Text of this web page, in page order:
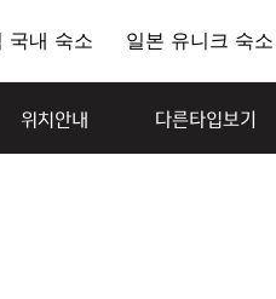
국내 숙소 일본 유니크 숙소
위치안내 다른타입보기